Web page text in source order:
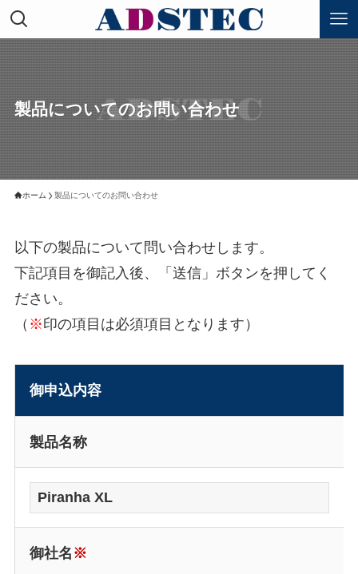
製品についてのお問い合わせ
ホーム 製品についてのお問い合わせ
以下の製品について問い合わせします。
下記項目を御記入後、「送信」ボタンを押してく
ださい。
（ ※印の項目は必須項目となります）
御申込内容
製品名称
御社名 ※